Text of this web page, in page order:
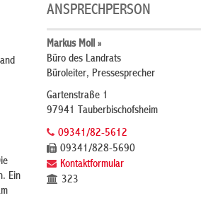
Ein
ANSPRECHPERSON
Markus Moll »
Büro des Landrats
Büroleiter, Pressesprecher
Gartenstraße 1
97941 Tauberbischofsheim
09341/82-5612
09341/828-5690
Kontaktformular
323